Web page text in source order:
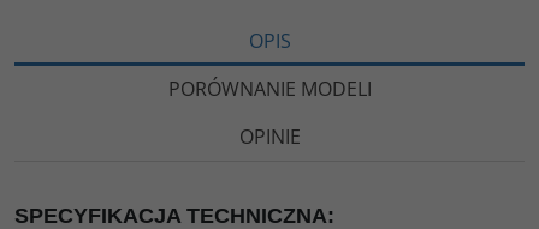
OPIS
PORÓWNANIE MODELI
OPINIE
SPECYFIKACJA TECHNICZNA: